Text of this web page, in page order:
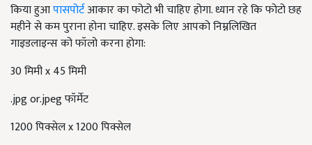
किया हुआपासपोर्टआकार का फोटो भी चाहिए होगा. ध्यान रहे कि फोटो छह
महीने से कम पुराना होना चाहिए. इसके लिए आपको निम्नलिखित
गाइडलाइन्स को फॉलो करना होगा:
30 मिमी x 45 मिमी
.jpg or.jpeg फॉर्मेट
1200 पिक्सेल x 1200 पिक्सेल